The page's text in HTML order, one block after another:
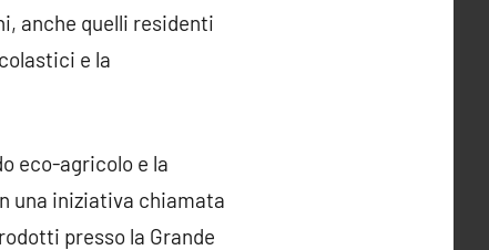
anche quelli residenti
e la
eco-agricolo e la
una iniziativa chiamata
presso la Grande